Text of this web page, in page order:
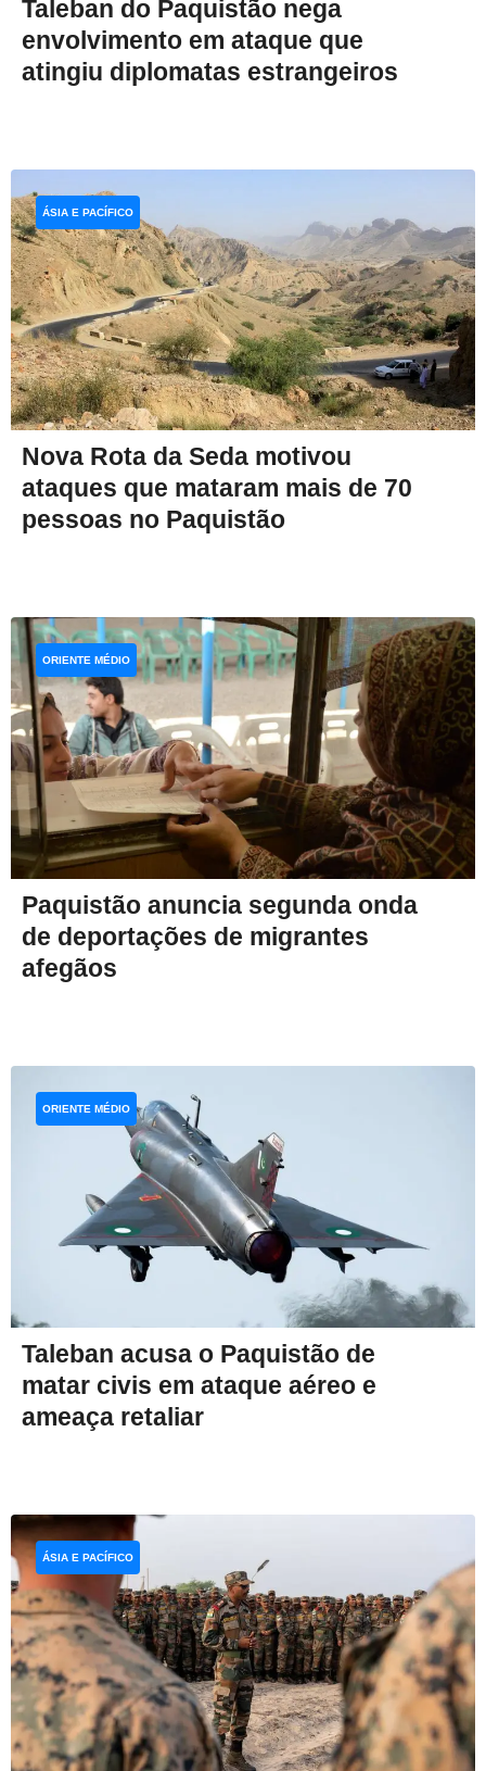
Taleban do Paquistão nega
envolvimento em ataque que
atingiu diplomatas estrangeiros
Nova Rota da Seda motivou
ataques que mataram mais de 70
pessoas no Paquistão
ÁSIA E PACÍFICO
Paquistão anuncia segunda onda
de deportações de migrantes
afegãos
ORIENTE MÉDIO
Taleban acusa o Paquistão de
matar civis em ataque aéreo e
ameaça retaliar
ORIENTE MÉDIO
ÁSIA E PACÍFICO